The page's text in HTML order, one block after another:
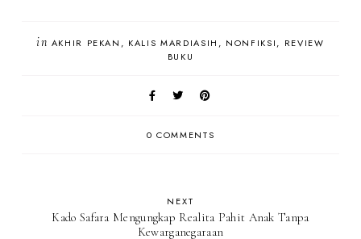
in AKHIR PEKAN KALIS MARDIASIH NONFIKSI
REVIEW
BUKU
0 COMMENTS
NEXT
Kado Safara Mengungkap Realita Pahit Anak Tanpa
Kewarganegaraan